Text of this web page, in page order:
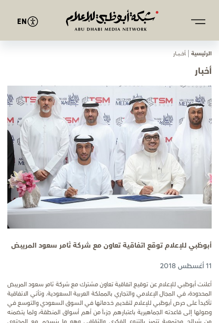
EN
الرئيسية ﺄﺧـــﺒـــﺎر
أخبار
أبوظبي للإعلام توقع اتفاقية تعاون مع شركة ثامر سعود المريبض
11 أغسطس 2018
أعلنت أبوظبي للإعلام عن توقيع اتفاقية تعاون مشترك مع شركة ثامر سعود المريبض
المحدودة، في المجال الإعلامي والتجاري بالمملكة العربية السعودية. وتأتي الاتفاقية
تأكيداً على حرص أبوظبي للإعلام لتقديم خدماتها في السوق السعودي والتوسع في
وصولها إلى قاعدته الجماهيرية باعتبارهم جزءاً من أهم أسواق المنطقة، ولما يتضمنه